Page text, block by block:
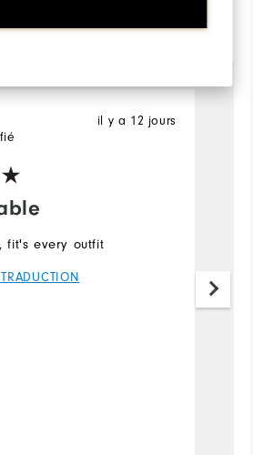
par 11 clients
View All
il y a 12 jours
fit's every outfit